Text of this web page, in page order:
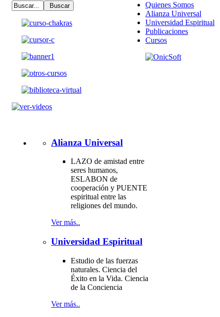
Alianza Universal
LAZO de amistad entre
seres humanos,
ESLABON de
cooperación y PUENTE
espiritual entre las
religiones del mundo.
Ver más..
Universidad Espiritual
Estudio de las fuerzas
naturales. Ciencia del
Éxito en la Vida. Ciencia
de la Conciencia
Ver más..
Quienes Somos
Alianza Universal
Universidad Espiritual
Publicaciones
Cursos